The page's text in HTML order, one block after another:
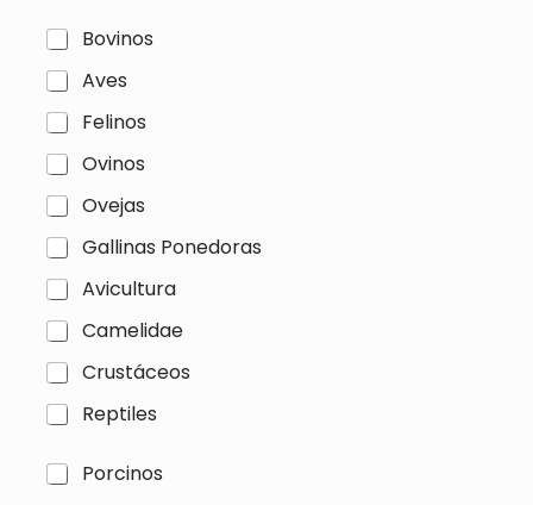
C
s
i
l
l
a
s
d
e
v
e
r
i
i
c
a
i
ó
Bovinos
Aves
Felinos
Ovinos
Ovejas
Gallinas Ponedoras
Avicultura
Camelidae
Crustáceos
Reptiles
C
Porcinos